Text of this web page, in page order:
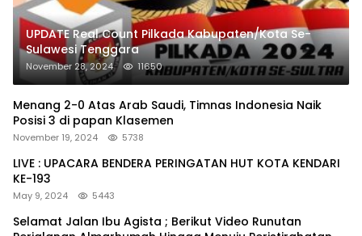
UPDATE Real Count Pilkada Kabupaten/Kota Se-
Sulawesi Tenggara
November 28, 2024 11650
Menang 2-0 Atas Arab Saudi, Timnas Indonesia Naik
Posisi 3 di papan Klasemen
November 19, 2024 5738
LIVE : UPACARA BENDERA PERINGATAN HUT KOTA KENDARI
KE-193
May 9, 2024 5443
Selamat Jalan Ibu Agista ; Berikut Video Runutan